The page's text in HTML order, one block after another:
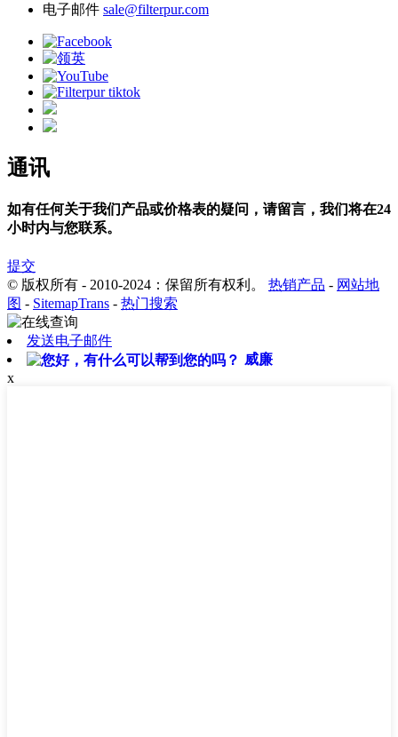
电子邮件 sale@filterpur.com
通讯
如有任何关于我们产品或价格表的疑问，请留言，我们将在24
小时内与您联系。
提交
© 版权所有 - 2010-2024：保留所有权利。 热销产品 - 网站地
图 - SitemapTrans - 热门搜索
发送电子邮件
威廉
x